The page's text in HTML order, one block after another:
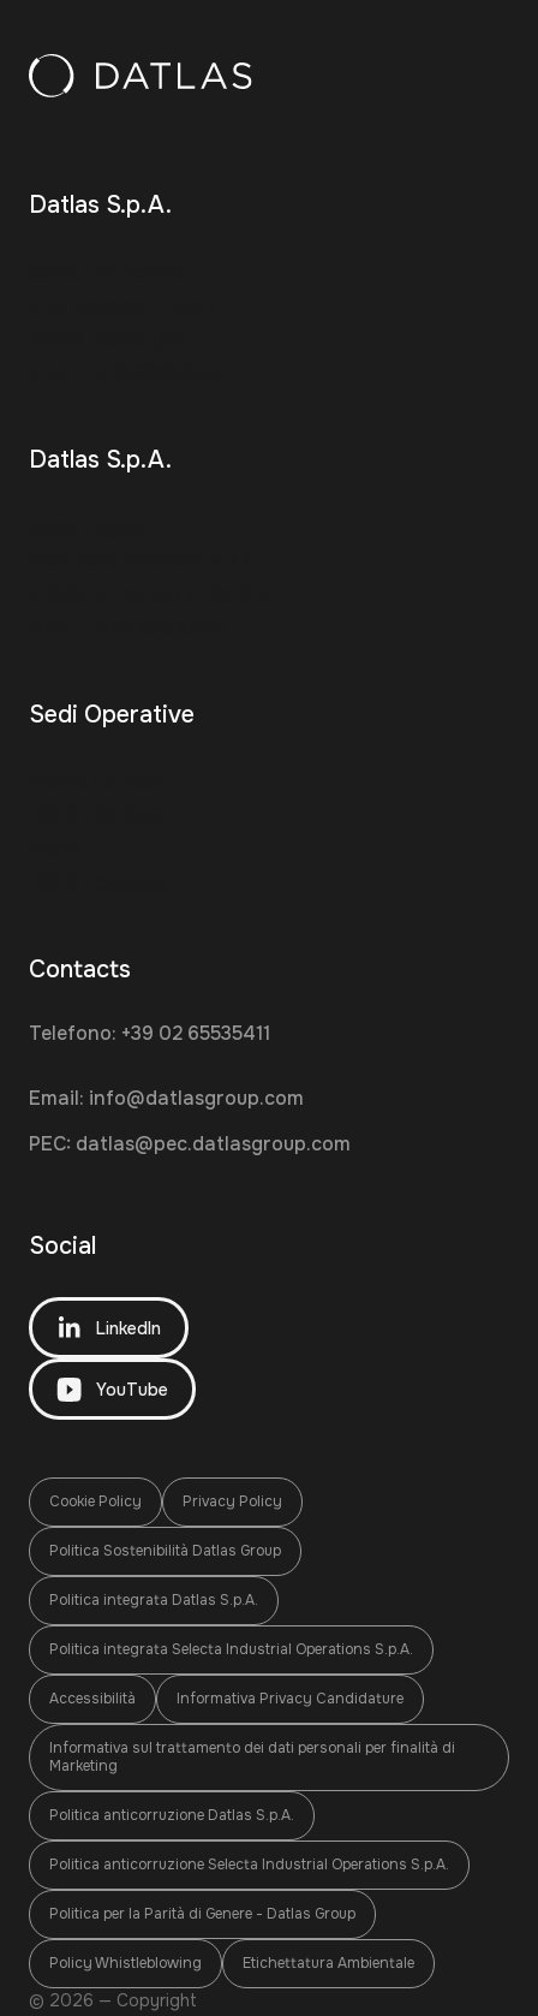
Datlas S.p.A.
Datlas S.p.A.
Sedi Operative
Contacts
Telefono: +39 02 65535411
Email: info@datlasgroup.com
PEC: datlas@pec.datlasgroup.com
Social
LinkedIn
YouTube
Cookie Policy Privacy Policy
Politica Sostenibilità Datlas Group
Politica integrata Datlas S.p.A.
Politica integrata Selecta Industrial Operations S.p.A.
Accessibilità Informativa Privacy Candidature
Informativa sul trattamento dei dati personali per finalità di
Marketing
Politica anticorruzione Datlas S.p.A.
Politica anticorruzione Selecta Industrial Operations S.p.A.
Politica per la Parità di Genere - Datlas Group
Policy Whistleblowing Etichettatura Ambientale
© 2026 — Copyright